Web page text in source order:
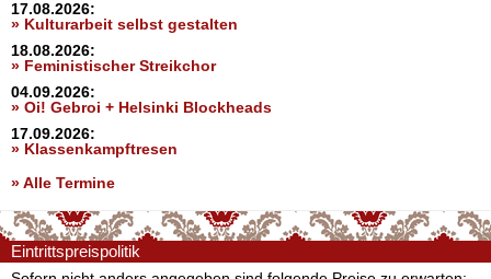
17.08.2026:
» Kulturarbeit selbst gestalten
18.08.2026:
» Feministischer Streikchor
04.09.2026:
» Oi! Gebroi + Helsinki Blockheads
17.09.2026:
» Klassenkampftresen
» Alle Termine
Eintrittspreispolitik